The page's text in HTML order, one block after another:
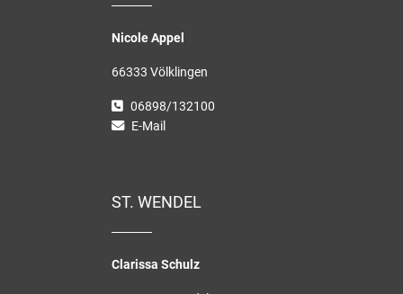
Nicole Appel
66333 Völklingen
06898/132100
E-Mail
ST. WENDEL
Clarissa Schulz